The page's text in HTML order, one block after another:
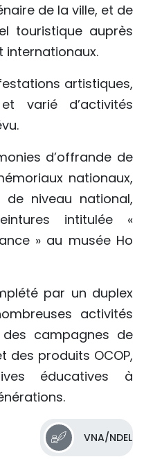
de la ville, et de
touristique auprès
internationaux.
artistiques,
varié d’activités
d’offrande de
nationaux,
de niveau national,
intitulée «
» au musée Ho
par un duplex
activités
campagnes de
produits OCOP,
éducatives à
VNA/NDEL